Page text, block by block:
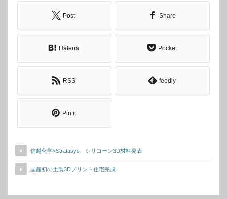
Post Share
Hatena Pocket
RSS feedly
Pin it
信越化学×Stratasys、シリコーン3D材料発表
国産初の土製3Dプリント住宅完成